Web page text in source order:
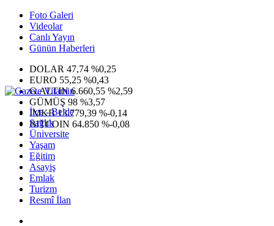
Foto Galeri
Videolar
Canlı Yayın
Günün Haberleri
DOLAR 47,74 %0,25
EURO 55,25 %0,43
G.ALTIN6.660,55 %2,59
GÜMÜŞ 98 %3,57
IMKB13.779,39 %-0,14
BITCOIN 64.850 %-0,08
İlçe - Belde
Sağlık
Üniversite
Yaşam
Eğitim
Asayiş
Emlak
Turizm
Resmî İlan